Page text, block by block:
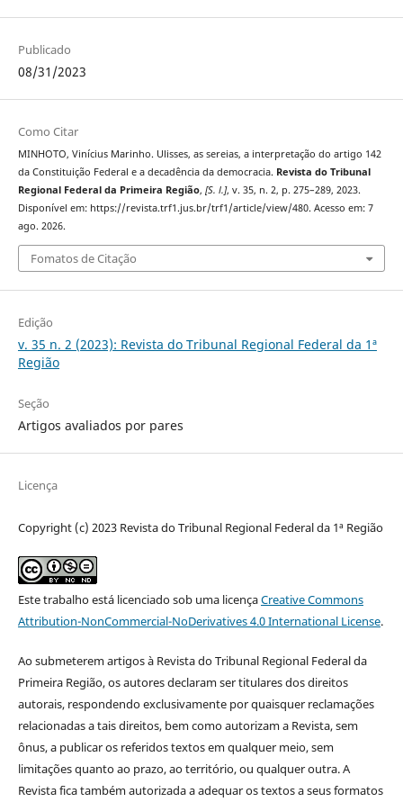
Publicado
08/31/2023
Como Citar
MINHOTO, Vinícius Marinho. Ulisses, as sereias, a interpretação do artigo 142
da Constituição Federal e a decadência da democracia. Revista do Tribunal
Regional Federal da Primeira Região, [S. l.], v. 35, n. 2, p. 275–289, 2023.
Disponível em: https://revista.trf1.jus.br/trf1/article/view/480. Acesso em: 7
ago. 2026.
Fomatos de Citação
Edição
v. 35 n. 2 (2023): Revista do Tribunal Regional Federal da 1ª
Região
Seção
Artigos avaliados por pares
Licença
Copyright (c) 2023 Revista do Tribunal Regional Federal da 1ª Região
Este trabalho está licenciado sob uma licençaCreative Commons
Attribution-NonCommercial-NoDerivatives 4.0 International License.
Ao submeterem artigos à Revista do Tribunal Regional Federal da
Primeira Região, os autores declaram ser titulares dos direitos
autorais, respondendo exclusivamente por quaisquer reclamações
relacionadas a tais direitos, bem como autorizam a Revista, sem
ônus, a publicar os referidos textos em qualquer meio, sem
limitações quanto ao prazo, ao território, ou qualquer outra. A
Revista fica também autorizada a adequar os textos a seus formatos